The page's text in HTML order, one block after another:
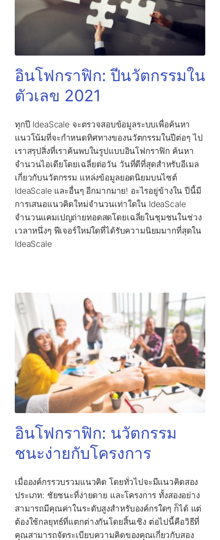
อินโฟกราฟิก: ปีนวัตกรรมใน
ตัวเลข 2021
ทุกปี IdeaScale จะตรวจสอบข้อมูลระบบเพื่อค้นหา
แนวโน้มที่จะกำหนดทิศทางของนวัตกรรมในปีต่อๆ ไป
เราสรุปสิ่งที่เราค้นพบในรูปแบบอินโฟกราฟิก ค้นหา
จำนวนไอเดียโดยเฉลี่ยต่อวัน วันที่ดีที่สุดสำหรับอีเมล
เกี่ยวกับนวัตกรรม แหล่งข้อมูลยอดนิยมบนไซต์
IdeaScale และอื่นๆ อีกมากมาย! อะไรอยู่ข้างใน ปีนี้มี
การเสนอแนวคิดใหม่จำนวนเท่าใดใน IdeaScale
จำนวนแคมเปญถ่ายทอดสดโดยเฉลี่ยในชุมชนในช่วง
เวลาหนึ่งๆ ฟีเจอร์ใหม่ใดที่ได้รับความนิยมมากที่สุดใน
IdeaScale
อินโฟกราฟิก: นวัตกรรม
ชนะง่ายกับโครงการ
เมื่อองค์กรรวบรวมแนวคิด โดยทั่วไปจะมีแนวคิดสอง
ประเภท: ชัยชนะที่ง่ายดาย และโครงการ ทั้งสองอย่าง
สามารถมีคุณค่าในระดับสูงสำหรับองค์กรใดๆ ก็ได้ แต่
ต้องใช้กลยุทธ์ที่แตกต่างกันโดยสิ้นเชิง ต่อไปนี้คือวิธีที่
คุณสามารถจัดระเบียบความคิดของคุณเกี่ยวกับสอง